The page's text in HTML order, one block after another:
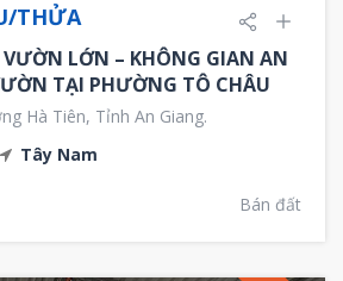
THỬA
LỚN – KHÔNG GIAN AN
TẠI PHƯỜNG TÔ CHÂU
Hà Tiên, Tỉnh An Giang.
Tây Nam
Bán đất